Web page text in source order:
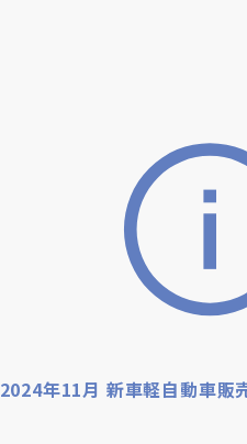
2024年11月 新車軽自動車販